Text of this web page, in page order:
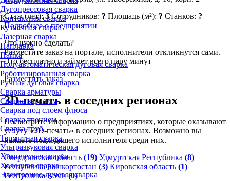
Дугопрессовая сварка
Контактная сварка
Кузнечная сварка
Лазерная сварка
Наплавка
Пайка
Полуавтоматическая дуговая сварка
Роботизированная сварка
Ручная дуговая сварка
Сварка арматуры
Сварка взрывом
Сварка под слоем флюса
Сварка трением
Сварка труб
Термитная сварка
Ультразвуковая сварка
Химическая сварка
Холодная сварка
Электронно-лучевая сварка
Стаж (лет):3 Сотрудников: ? Площадь (м²): ? Станков: ?
Подробнее о предприятии
Что нужно сделать?
Разместите заказ на портале, исполнители откликнутся сами.
Это бесплатно и займет всего пару минут
Разместить заказ
3D-печать в соседних регионах
Посмотрите информацию о предприятиях, которые оказывают
услугу «3D-печать» в соседних регионах. Возможно вы
найдете подходящего исполнителя среди них.
Свердловская область (19) Удмуртская Республика (8)
Республика Башкортостан (3) Кировская область (1)
Республика Коми(0)